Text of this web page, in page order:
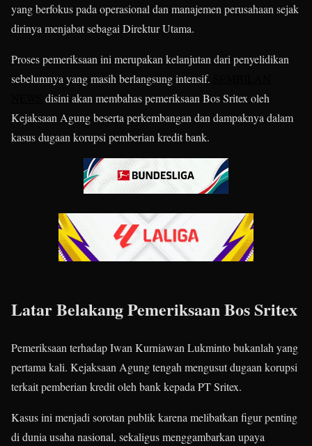
yang berfokus pada operasional dan manajemen perusahaan sejak
dirinya menjabat sebagai Direktur Utama.
Proses pemeriksaan ini merupakan kelanjutan dari penyelidikan
sebelumnya yang masih berlangsung intensif.
disini akan membahas pemeriksaan Bos Sritex oleh
Kejaksaan Agung beserta perkembangan dan dampaknya dalam
kasus dugaan korupsi pemberian kredit bank.
Latar Belakang Pemeriksaan Bos Sritex
Pemeriksaan terhadap Iwan Kurniawan Lukminto bukanlah yang
pertama kali. Kejaksaan Agung tengah mengusut dugaan korupsi
terkait pemberian kredit oleh bank kepada PT Sritex.
Kasus ini menjadi sorotan publik karena melibatkan figur penting
di dunia usaha nasional, sekaligus menggambarkan upaya